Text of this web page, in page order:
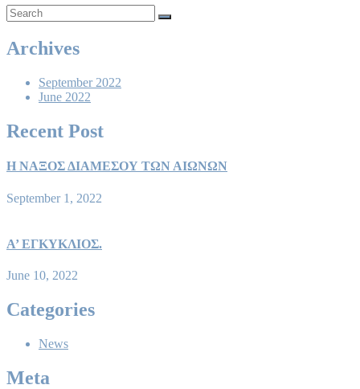
Archives
September 2022
June 2022
Recent Post
Η ΝΑΞΟΣ ΔΙΑΜΕΣΟΥ ΤΩΝ ΑΙΩΝΩΝ
September 1, 2022
A’ EΓΚΥΚΛΙΟΣ.
June 10, 2022
Categories
News
Meta